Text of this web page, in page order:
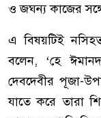
ও জঘন্য কাজের
এ বিষয়টিই
বলেন, ‘হে
দেবদেবীর পূজা-
যাতে করে তারা